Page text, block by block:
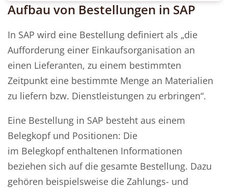
Aufbau von Bestellungen in SAP
In SAP wird eine Bestellung definiert als „die
Aufforderung einer Einkaufsorganisation an
einen Lieferanten, zu einem bestimmten
Zeitpunkt eine bestimmte Menge an Materialien
zu liefern bzw. Dienstleistungen zu erbringen“.
Eine Bestellung in SAP besteht aus einem
Belegkopf und Positionen: Die
im Belegkopf enthaltenen Informationen
beziehen sich auf die gesamte Bestellung. Dazu
gehören beispielsweise die Zahlungs- und